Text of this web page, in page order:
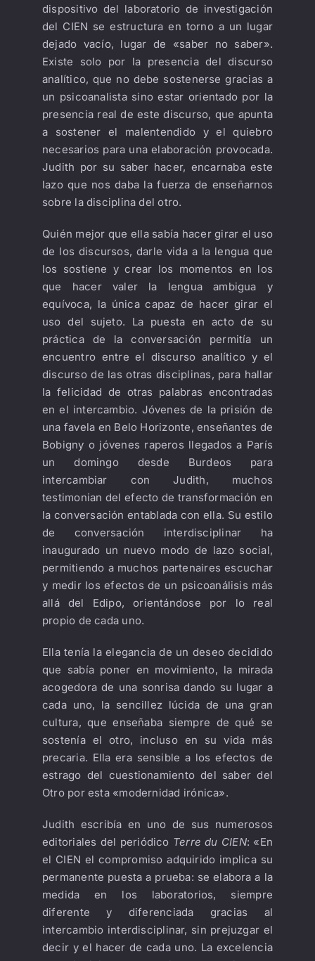
dispositivo del laboratorio de investigación
del CIEN se estructura en torno a un lugar
dejado vacío, lugar de «saber no saber».
Existe solo por la presencia del discurso
analítico, que no debe sostenerse gracias a
un psicoanalista sino estar orientado por la
presencia real de este discurso, que apunta
a sostener el malentendido y el quiebro
necesarios para una elaboración provocada.
Judith por su saber hacer, encarnaba este
lazo que nos daba la fuerza de enseñarnos
sobre la disciplina del otro.
Quién mejor que ella sabía hacer girar el uso
de los discursos, darle vida a la lengua que
los sostiene y crear los momentos en los
que hacer valer la lengua ambigua y
equívoca, la única capaz de hacer girar el
uso del sujeto. La puesta en acto de su
práctica de la conversación permitía un
encuentro entre el discurso analítico y el
discurso de las otras disciplinas, para hallar
la felicidad de otras palabras encontradas
en el intercambio. Jóvenes de la prisión de
una favela en Belo Horizonte, enseñantes de
Bobigny o jóvenes raperos llegados a París
un domingo desde Burdeos para
intercambiar con Judith, muchos
testimonian del efecto de transformación en
la conversación entablada con ella. Su estilo
de conversación interdisciplinar ha
inaugurado un nuevo modo de lazo social,
permitiendo a muchos partenaires escuchar
y medir los efectos de un psicoanálisis más
allá del Edipo, orientándose por lo real
propio de cada uno.
Ella tenía la elegancia de un deseo decidido
que sabía poner en movimiento, la mirada
acogedora de una sonrisa dando su lugar a
cada uno, la sencillez lúcida de una gran
cultura, que enseñaba siempre de qué se
sostenía el otro, incluso en su vida más
precaria. Ella era sensible a los efectos de
estrago del cuestionamiento del saber del
Otro por esta «modernidad irónica».
Judith escribía en uno de sus numerosos
editoriales del periódico Terre du CIEN: «En
el CIEN el compromiso adquirido implica su
permanente puesta a prueba: se elabora a la
medida en los laboratorios, siempre
diferente y diferenciada gracias al
intercambio interdisciplinar, sin prejuzgar el
decir y el hacer de cada uno. La excelencia